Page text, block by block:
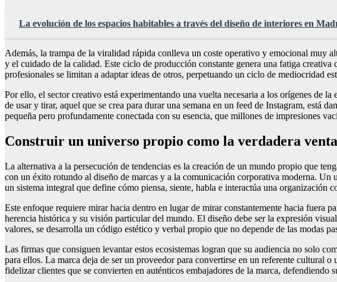
La evolución de los espacios habitables a través del diseño de interiores en
Además, la trampa de la viralidad rápida conlleva un coste operativo y emocional muy
y el cuidado de la calidad. Este ciclo de producción constante genera una fatiga
profesionales se limitan a adaptar ideas de otros, perpetuando un ciclo de mediocridad
Por ello, el sector creativo está experimentando una vuelta necesaria a los orígenes de
de usar y tirar, aquel que se crea para durar una semana en un feed de Instagram, está
pequeña pero profundamente conectada con su esencia, que millones de impresiones
Construir un universo propio como la verdadera
La alternativa a la persecución de tendencias es la creación de un mundo propio que
con un éxito rotundo al diseño de marcas y a la comunicación corporativa moderna.
un sistema integral que define cómo piensa, siente, habla e interactúa una organización
Este enfoque requiere mirar hacia dentro en lugar de mirar constantemente hacia fuera
herencia histórica y su visión particular del mundo. El diseño debe ser la expresión
valores, se desarrolla un código estético y verbal propio que no depende de las modas
Las firmas que consiguen levantar estos ecosistemas logran que su audiencia no solo
para ellos. La marca deja de ser un proveedor para convertirse en un referente cultural
fidelizar clientes que se convierten en auténticos embajadores de la marca,